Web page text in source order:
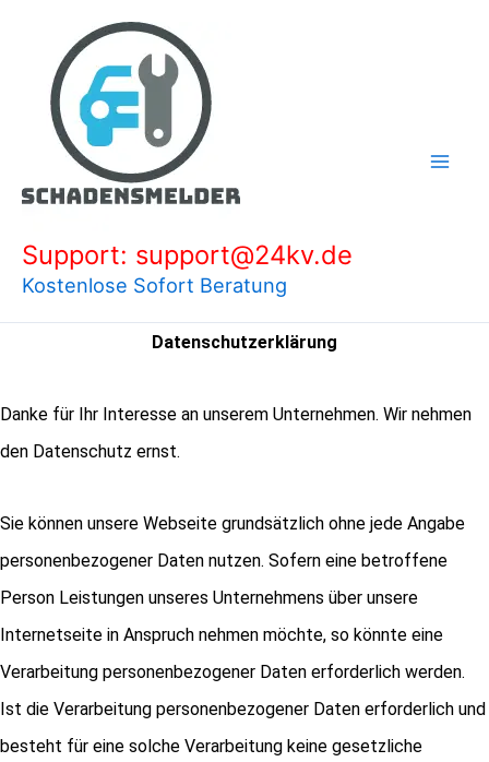
springen
Support: support@24kv.de
Kostenlose Sofort Beratung
Datenschutzerklärung
Danke für Ihr Interesse an unserem Unternehmen. Wir nehmen
den Datenschutz ernst.
Sie können unsere Webseite grundsätzlich ohne jede Angabe
personenbezogener Daten nutzen. Sofern eine betroffene
Person Leistungen unseres Unternehmens über unsere
Internetseite in Anspruch nehmen möchte, so könnte eine
Verarbeitung personenbezogener Daten erforderlich werden.
Ist die Verarbeitung personenbezogener Daten erforderlich und
besteht für eine solche Verarbeitung keine gesetzliche